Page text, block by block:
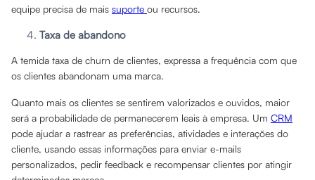
equipe precisa de mais suporte ou recursos.
Taxa de abandono
A temida taxa de churn de clientes, expressa a frequência com que
os clientes abandonam uma marca.
Quanto mais os clientes se sentirem valorizados e ouvidos, maior
será a probabilidade de permanecerem leais à empresa. Um CRM
pode ajudar a rastrear as preferências, atividades e interações do
cliente, usando essas informações para enviar e-mails
personalizados, pedir feedback e recompensar clientes por atingir